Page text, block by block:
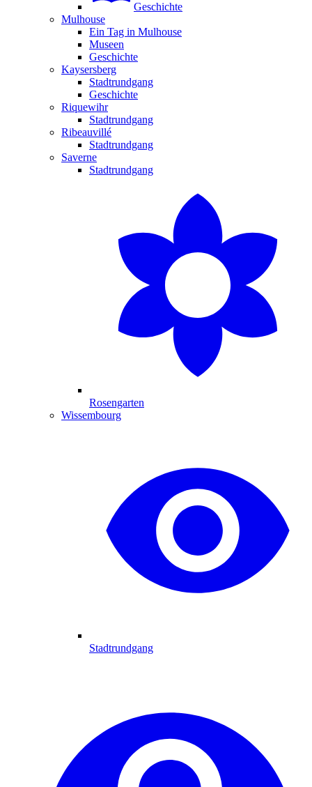
Geschichte
Mulhouse
Ein Tag in Mulhouse
Museen
Geschichte
Kaysersberg
Stadtrundgang
Geschichte
Riquewihr
Stadtrundgang
Ribeauvillé
Stadtrundgang
Saverne
Stadtrundgang
Rosengarten
Wissembourg
Stadtrundgang